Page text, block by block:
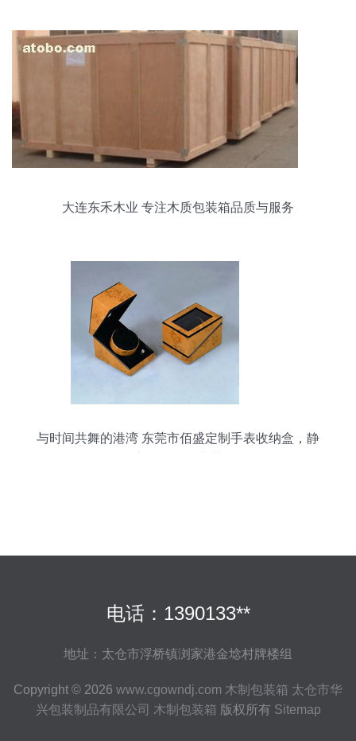
大连东禾木业 专注木质包装箱品质与服务
与时间共舞的港湾 东莞市佰盛定制手表收纳盒，静
电话：1390133**
地址：太仓市浮桥镇浏家港金埝村牌楼组
Copyright © 2026 www.cgowndj.com 木制包装箱 太仓市华
兴包装制品有限公司 木制包装箱 版权所有 Sitemap